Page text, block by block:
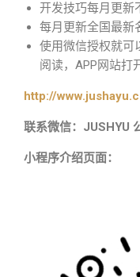
开发技巧每月更新
每月更新全国最新
使用微信授权就可
阅读，APP网站打
http://
联系微信：JUSHYU
小程序介绍页面：